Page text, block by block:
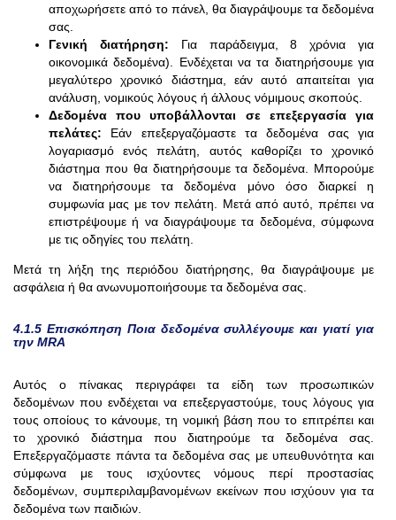
αποχωρήσετε από το πάνελ, θα διαγράψουμε τα δεδομένα
σας.
Γενική διατήρηση: Για παράδειγμα, 8 χρόνια για
οικονομικά δεδομένα). Ενδέχεται να τα διατηρήσουμε για
μεγαλύτερο χρονικό διάστημα, εάν αυτό απαιτείται για
ανάλυση, νομικούς λόγους ή άλλους νόμιμους σκοπούς.
Δεδομένα που υποβάλλονται σε επεξεργασία για
πελάτες: Εάν επεξεργαζόμαστε τα δεδομένα σας για
λογαριασμό ενός πελάτη, αυτός καθορίζει το χρονικό
διάστημα που θα διατηρήσουμε τα δεδομένα. Μπορούμε
να διατηρήσουμε τα δεδομένα μόνο όσο διαρκεί η
συμφωνία μας με τον πελάτη. Μετά από αυτό, πρέπει να
επιστρέψουμε ή να διαγράψουμε τα δεδομένα, σύμφωνα
με τις οδηγίες του πελάτη.
Μετά τη λήξη της περιόδου διατήρησης, θα διαγράψουμε με
ασφάλεια ή θα ανωνυμοποιήσουμε τα δεδομένα σας.
4.1.5 Επισκόπηση Ποια δεδομένα συλλέγουμε και γιατί για
την MRA
Αυτός ο πίνακας περιγράφει τα είδη των προσωπικών
δεδομένων που ενδέχεται να επεξεργαστούμε, τους λόγους για
τους οποίους το κάνουμε, τη νομική βάση που το επιτρέπει και
το χρονικό διάστημα που διατηρούμε τα δεδομένα σας.
Επεξεργαζόμαστε πάντα τα δεδομένα σας με υπευθυνότητα και
σύμφωνα με τους ισχύοντες νόμους περί προστασίας
δεδομένων, συμπεριλαμβανομένων εκείνων που ισχύουν για τα
δεδομένα των παιδιών.